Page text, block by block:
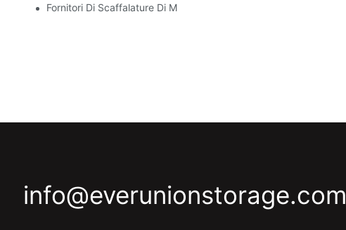
Per Ogni Industria
Fornitori Di Scaffalature Di Magazzini: Ciò Chì Cercà
info@everunionstorage.com